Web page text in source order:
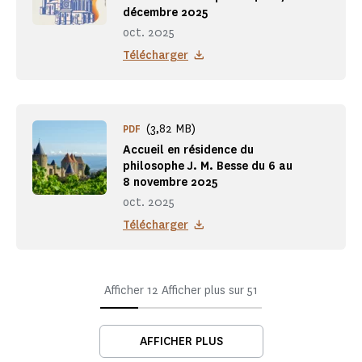
décembre 2025
oct. 2025
Télécharger
Accueil en résidence du
philosophe J. M. Besse du 6 au
8 novembre 2025
oct. 2025
PDF (3,82 MB)
Télécharger
Afficher 12 Afficher plus sur 51
AFFICHER PLUS